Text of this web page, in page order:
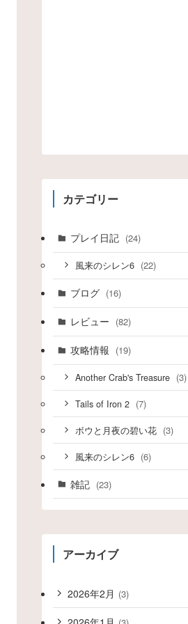
カテゴリー
プレイ日記 (24)
風来のシレン6 (22)
ブログ (16)
レビュー (82)
攻略情報 (19)
Another Crab's Treasure (3)
Tails of Iron 2 (7)
ボウと月夜の碧い花 (3)
風来のシレン6 (6)
雑記 (23)
アーカイブ
2026年2月 (3)